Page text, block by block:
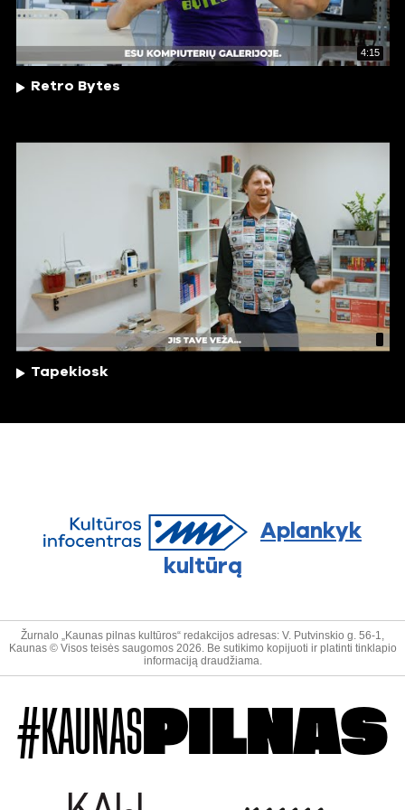
4:15
Retro Bytes
Tapekiosk
Aplankyk
kultūrą
Žurnalo „Kaunas pilnas kultūros“ redakcijos adresas: V. Putvinskio g. 56-1,
Kaunas © Visos teisės saugomos 2026. Be sutikimo kopijuoti ir platinti tinklapio
informaciją draudžiama.
#KAUNAS PILNAS